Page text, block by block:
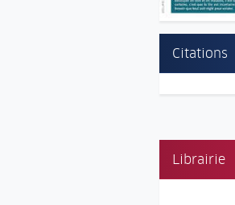
Citations
Librairie